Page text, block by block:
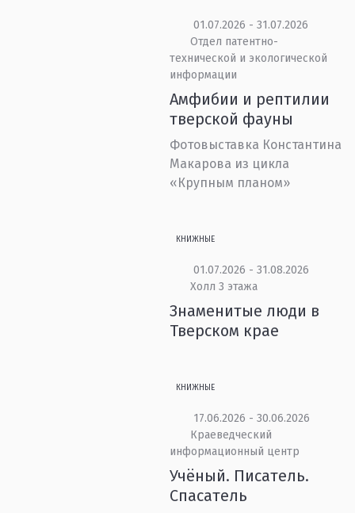
01.07.2026 - 31.07.2026
Отдел патентно-
технической и экологической
информации
Амфибии и рептилии
тверской фауны
Фотовыставка Константина
Макарова из цикла
«Крупным планом»
КНИЖНЫЕ
01.07.2026 - 31.08.2026
Холл 3 этажа
Знаменитые люди в
Тверском крае
КНИЖНЫЕ
17.06.2026 - 30.06.2026
Краеведческий
информационный центр
Учёный. Писатель.
Спасатель